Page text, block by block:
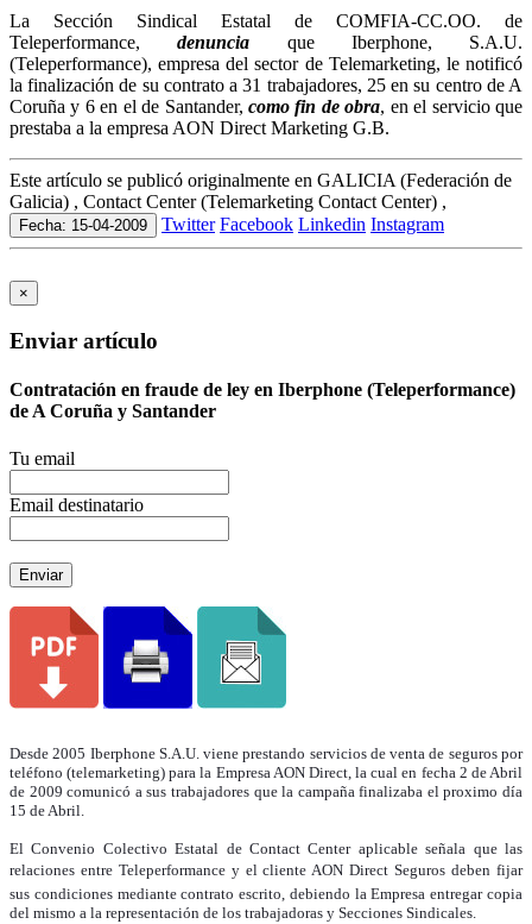
La Sección Sindical Estatal de COMFIA-CC.OO. de
Teleperformance,denuncia que Iberphone, S.A.U.
(Teleperformance), empresa del sector de Telemarketing, le notificó
la finalización de su contrato a 31 trabajadores, 25 en su centro de A
Coruña y 6 en el de Santander, como fin de obra, en el servicio que
prestaba a la empresa AON Direct Marketing G.B.
Este artículo se publicó originalmente en GALICIA (Federación de
Galicia) , Contact Center (Telemarketing Contact Center) ,
Fecha: 15-04-2009 Twitter Facebook Linkedin Instagram
×
Enviar artículo
Contratación en fraude de ley en Iberphone (Teleperformance)
de A Coruña y Santander
Tu email
Email destinatario
Enviar
Desde 2005 Iberphone S.A.U. viene prestando servicios de venta de seguros por
teléfono (telemarketing) para la Empresa AON Direct, la cual en fecha 2 de Abril
de 2009 comunicó a sus trabajadores que la campaña finalizaba el proximo día
15 de Abril.
El Convenio Colectivo Estatal de Contact Center aplicable señala que las
relaciones entre Teleperformance y el cliente AON Direct Seguros deben fijar
sus condiciones mediante contrato escrito, debiendo la Empresa entregar copia
del mismo a la representación de los trabajadoras y Secciones Sindicales.